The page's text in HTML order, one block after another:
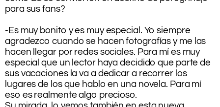
para sus fans?
-Es muy bonito y es muy especial. Yo siempre
agradezco cuando se hacen fotografías y me las
hacen llegar por redes sociales. Para mí es muy
especial que un lector haya decidido que parte de
sus vacaciones la va a dedicar a recorrer los
lugares de los que hablo en una novela. Para mí
eso es realmente algo precioso.